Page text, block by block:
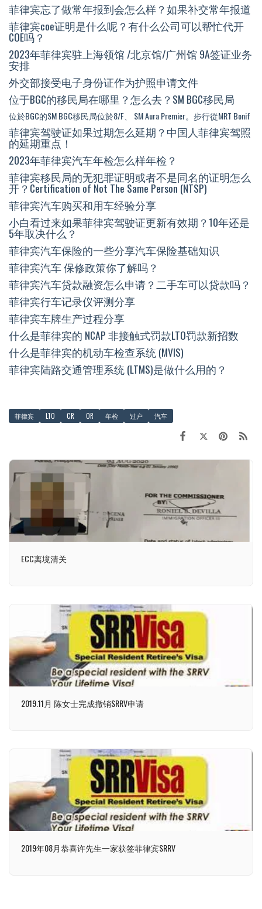
菲律宾忘了做常年报到会怎么样？如果补交常年报道
菲律宾coe证明是什么呢？有什么公司可以帮忙代开
COE吗？
2023年菲律宾驻上海领馆 /北京馆/广州馆 9A签证业务
安排
外交部接受电子身份证作为护照申请文件
位于BGC的移民局在哪里？怎么去？SM BGC移民局
位於BGC的SM BGC移民局位於8/F、 SM Aura Premier。步行從MRT Bonif
菲律宾驾驶证如果过期怎么延期？中国人菲律宾驾照
的延期重点！
2023年菲律宾汽车年检怎么样年检？
菲律宾移民局的无犯罪证明或者不是同名的证明怎么
开？Certification of Not The Same Person (NTSP)
菲律宾汽车购买和用车经验分享
小白看过来如果菲律宾驾驶证更新有效期？10年还是
5年取决什么？
菲律宾汽车保险的一些分享汽车保险基础知识
菲律宾汽车 保修政策你了解吗？
菲律宾汽车贷款融资怎么申请？二手车可以贷款吗？
菲律宾行车记录仪评测分享
菲律宾车牌生产过程分享
什么是菲律宾的 NCAP 非接触式罚款LTO罚款新招数
什么是菲律宾的机动车检查系统 (MVIS)
菲律宾陆路交通管理系统 (LTMS)是做什么用的？
菲律宾 LTO CR OR 年检 过户 汽车
ECC离境清关
2019.11月 陈女士完成撤销SRRV申请
2019年08月恭喜许先生一家获签菲律宾SRRV